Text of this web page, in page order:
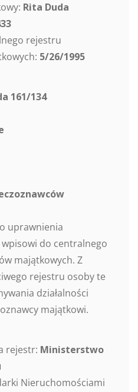
Rita Duda
rejestru
5/26/1995
161/134
uprawnienia
do centralnego
majątkowych. Z
rejestru osoby te
działalności
majątkowi.
rejestr: Ministerstwo
Nieruchomościami